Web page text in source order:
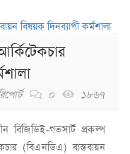
০ ১৮৬৭
বিজিডিই-গভসার্ট প্রকল্প
(বিএনডিএ) বাস্তবায়ন